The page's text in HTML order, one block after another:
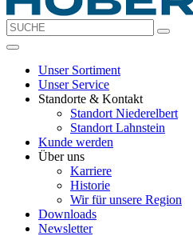
Unser Sortiment
Unser Service
Standorte & Kontakt
Standort Niederelbert
Standort Lahnstein
Kunde werden
Über uns
Karriere
Historie
Wir für unsere Region
Downloads
Newsletter